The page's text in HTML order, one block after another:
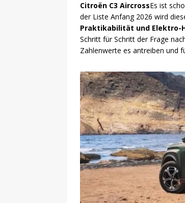
Citroën C3 AircrossEs ist
der Liste Anfang 2026 wird
Praktikabilität und Elektro-
Schritt für Schritt der Frage
Zahlenwerte es antreiben und